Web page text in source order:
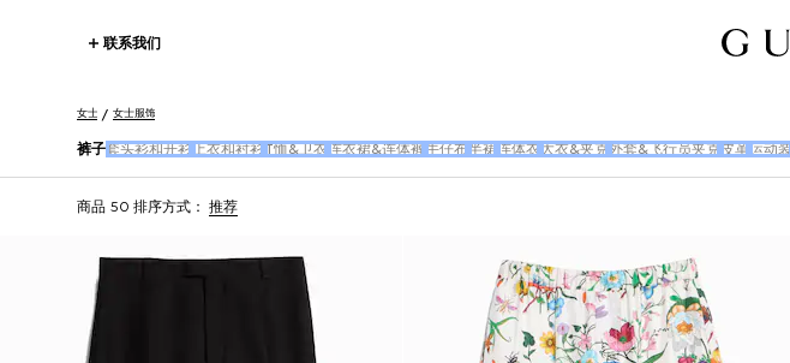
联系我们
女士 女士服饰
裤子 套头衫和开衫 上衣和衬衫 T恤&卫衣 连衣裙&连体裤 牛仔布 半裙 连体衣 大衣&夹克 外套&飞行员夹克 皮革 运动装
商品 50 排序方式： 推荐